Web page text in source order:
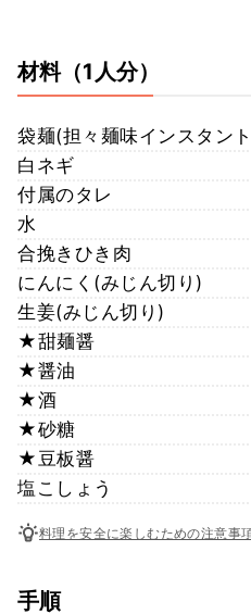
材料（1人分）
袋麺(担々麺味インスタン
白ネギ
付属のタレ
水
合挽きひき肉
にんにく(みじん切り)
生姜(みじん切り)
★甜麺醤
★醤油
★酒
★砂糖
★豆板醤
塩こしょう
料理を安全に楽しむための注意事
手順